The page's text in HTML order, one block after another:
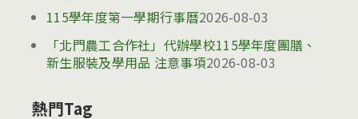
115學年度第一學期行事曆2026-08-03
「北門農工合作社」代辦學校115學年度團膳、
新生服裝及學用品 注意事項2026-08-03
熱門Tag